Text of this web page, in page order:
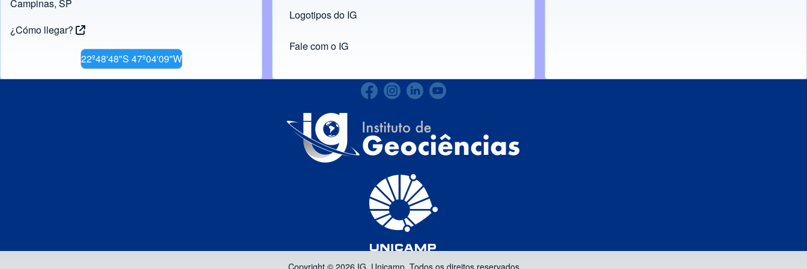
Campinas, SP
¿Cómo llegar?
22º48'48"S 47º04'09"W
Logotipos do IG
(opens in new tab)
Fale com o IG